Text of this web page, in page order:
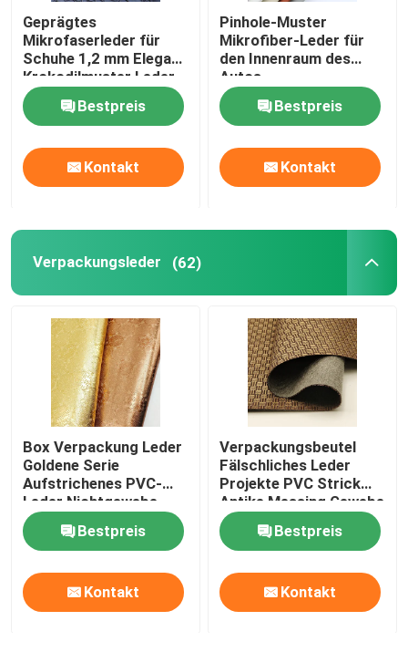
Geprägtes
Mikrofaserleder für
Schuhe 1,2 mm Eleganz
Krokodilmuster Leder
Bestpreis
Kontakt
Pinhole-Muster
Mikrofiber-Leder für
den Innenraum des
Autos
Bestpreis
Kontakt
Verpackungsleder (62)
Box Verpackung Leder
Goldene Serie
Aufstrichenes PVC-
Leder Nichtgewebe
Bestpreis
Kontakt
Verpackungsbeutel
Fälschliches Leder
Projekte PVC Strick
Antike Messing Gewebe
Bestpreis
Kontakt